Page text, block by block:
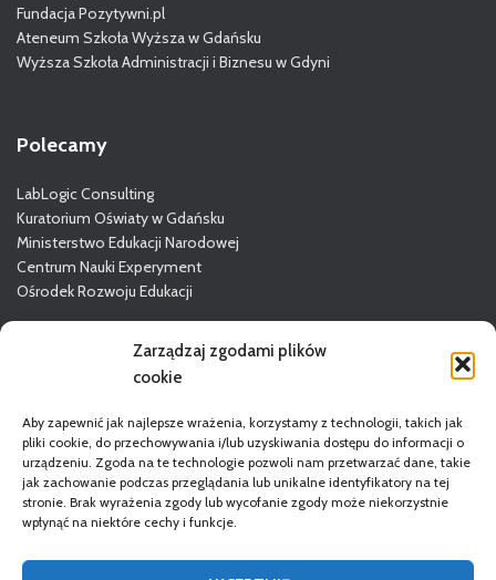
Zarządzaj zgodami plików
cookie
Aby zapewnić jak najlepsze wrażenia, korzystamy z technologii, takich jak
pliki cookie, do przechowywania i/lub uzyskiwania dostępu do informacji o
urządzeniu. Zgoda na te technologie pozwoli nam przetwarzać dane, takie
jak zachowanie podczas przeglądania lub unikalne identyfikatory na tej
stronie. Brak wyrażenia zgody lub wycofanie zgody może niekorzystnie
wpłynąć na niektóre cechy i funkcje.
Fundacja Pozytywni.pl
Ateneum Szkoła Wyższa w Gdańsku
Wyższa Szkoła Administracji i Biznesu w Gdyni
Polecamy
LabLogic Consulting
Kuratorium Oświaty w Gdańsku
Ministerstwo Edukacji Narodowej
Centrum Nauki Experyment
Ośrodek Rozwoju Edukacji
Więcej o GODN